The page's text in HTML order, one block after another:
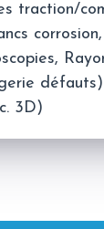
traction/
3D)